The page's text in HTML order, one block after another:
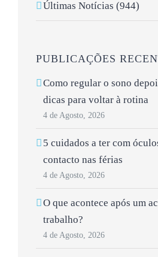
Últimas Notícias (944)
PUBLICAÇÕES
Como regular o sono
dicas para voltar à rotina
4 de Agosto, 2026
5 cuidados a ter com
contacto nas férias
4 de Agosto, 2026
O que acontece após um
trabalho?
4 de Agosto, 2026